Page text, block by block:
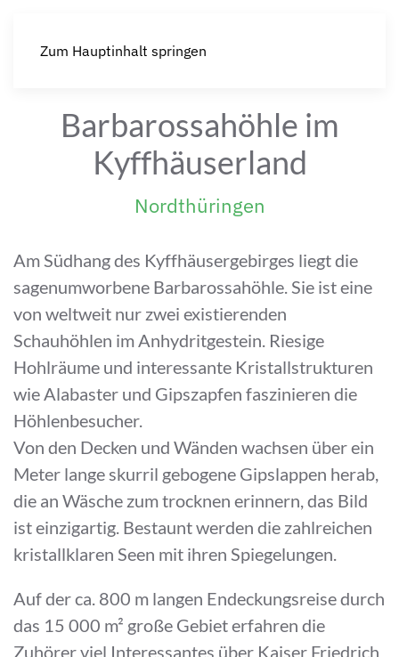
Zum Hauptinhalt springen
Barbarossahöhle im
Kyffhäuserland
Nordthüringen
Am Südhang des Kyffhäusergebirges liegt die
sagenumworbene Barbarossahöhle. Sie ist eine
von weltweit nur zwei existierenden
Schauhöhlen im Anhydritgestein. Riesige
Hohlräume und interessante Kristallstrukturen
wie Alabaster und Gipszapfen faszinieren die
Höhlenbesucher.
Von den Decken und Wänden wachsen über ein
Meter lange skurril gebogene Gipslappen herab,
die an Wäsche zum trocknen erinnern, das Bild
ist einzigartig. Bestaunt werden die zahlreichen
kristallklaren Seen mit ihren Spiegelungen.
Auf der ca. 800 m langen Endeckungsreise durch
das 15 000 m² große Gebiet erfahren die
Zuhörer viel Interessantes über Kaiser Friedrich